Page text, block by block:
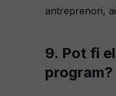
9. Pot fi
program?
antreprenori,